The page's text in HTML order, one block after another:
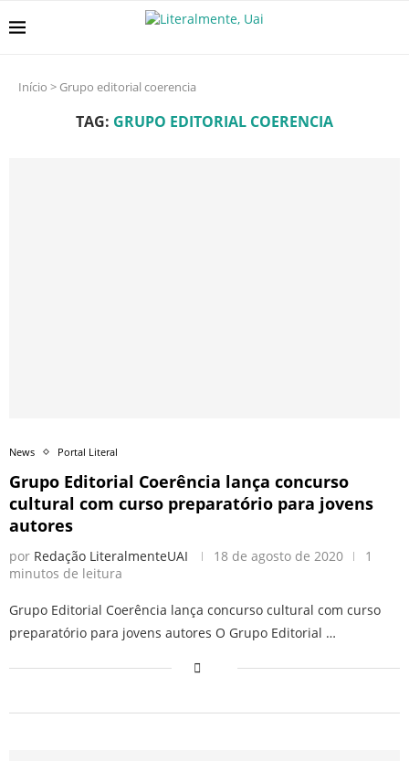
Início > Grupo editorial coerencia
TAG: GRUPO EDITORIAL COERENCIA
News Portal Literal
Grupo Editorial Coerência lança concurso
cultural com curso preparatório para jovens
autores
por Redação LiteralmenteUAI 18 de agosto de 2020
1
minutos de leitura
Grupo Editorial Coerência lança concurso cultural com curso
preparatório para jovens autores O Grupo Editorial …